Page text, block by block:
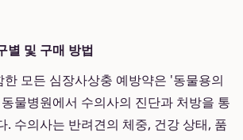
별 및 구매 방법
한 모든 심장사상충 예방약은 '동물용의
물병원에서 수의사의 진단과 처방을 통
. 수의사는 반려견의 체중, 건강 상태, 품